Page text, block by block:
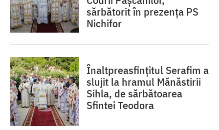
sărbătorit în prezența PS
Nichifor
Înaltpreasfințitul Serafim a
slujit la hramul Mănăstirii
Sihla, de sărbătoarea
Sfintei Teodora